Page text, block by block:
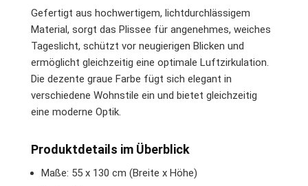
Gefertigt aus hochwertigem, lichtdurchlässigem
Material, sorgt das Plissee für angenehmes, weiches
Tageslicht, schützt vor neugierigen Blicken und
ermöglicht gleichzeitig eine optimale Luftzirkulation.
Die dezente graue Farbe fügt sich elegant in
verschiedene Wohnstile ein und bietet gleichzeitig
eine moderne Optik.
Produktdetails im Überblick
Maße: 55 x 130 cm (Breite x Höhe)